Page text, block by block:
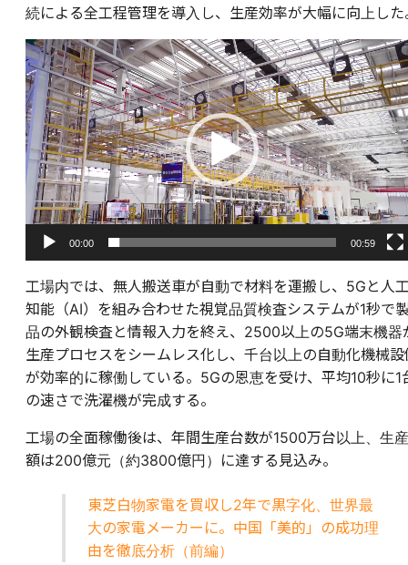
続による全工程管理を導入し、生産効率が大幅に向上した
動
画
プ
レ
ー
ヤ
ー
00:00 00:59
工場内では、無人搬送車が自動で材料を運搬し、5Gと人
知能（AI）を組み合わせた視覚品質検査システムが1秒で
品の外観検査と情報入力を終え、2500以上の5G端末機器
生産プロセスをシームレス化し、千台以上の自動化機械設
が効率的に稼働している。5Gの恩恵を受け、平均10秒に1
の速さで洗濯機が完成する。
工場の全面稼働後は、年間生産台数が1500万台以上、生産
額は200億元（約3800億円）に達する見込み。
東芝白物家電を買収し2年で黒字化、世界最
大の家電メーカーに。中国「美的」の成功理
由を徹底分析（前編）